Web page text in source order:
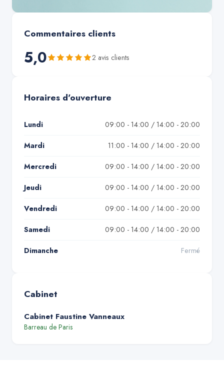
Commentaires clients
5,0 2 avis clients
Horaires d'ouverture
Lundi 09:00 - 14:00 / 14:00 - 20:00
Mardi 11:00 - 14:00 / 14:00 - 20:00
Mercredi 09:00 - 14:00 / 14:00 - 20:00
Jeudi 09:00 - 14:00 / 14:00 - 20:00
Vendredi 09:00 - 14:00 / 14:00 - 20:00
Samedi 09:00 - 14:00 / 14:00 - 20:00
Dimanche Fermé
Cabinet
Cabinet Faustine Vanneaux
Barreau de Paris